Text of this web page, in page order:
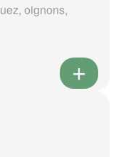
oignons,